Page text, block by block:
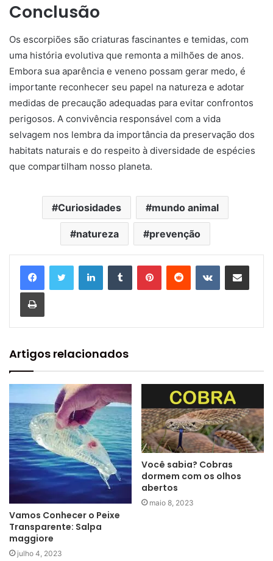
Conclusão
Os escorpiões são criaturas fascinantes e temidas, com
uma história evolutiva que remonta a milhões de anos.
Embora sua aparência e veneno possam gerar medo, é
importante reconhecer seu papel na natureza e adotar
medidas de precaução adequadas para evitar confrontos
perigosos. A convivência responsável com a vida
selvagem nos lembra da importância da preservação dos
habitats naturais e do respeito à diversidade de espécies
que compartilham nosso planeta.
Curiosidades mundo animal
natureza prevenção
Artigos relacionados
Vamos Conhecer o Peixe
Transparente: Salpa
maggiore
julho 4, 2023
Você sabia? Cobras
dormem com os olhos
abertos
maio 8, 2023